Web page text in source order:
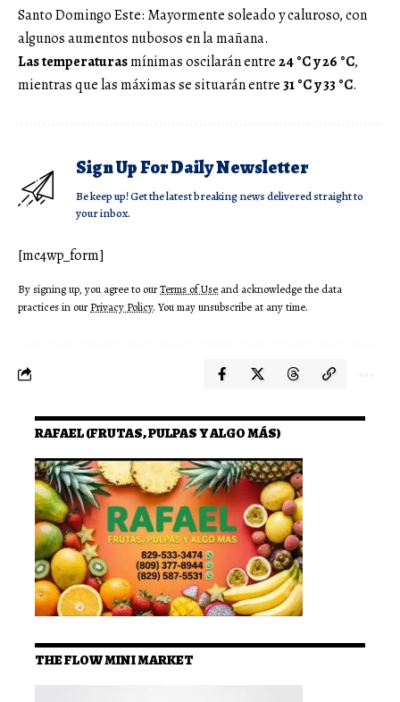
Santo Domingo Este: Mayormente soleado y caluroso, con
algunos aumentos nubosos en la mañana.
Las temperaturasmínimas oscilarán entre24 °C y 26 °C,
mientras que las máximas se situarán entre31 °C y 33 °C.
Sign Up For Daily Newsletter
Be keep up! Get the latest breaking news delivered straight to
your inbox.
[mc4wp_form]
By signing up, you agree to ourTerms of Use and acknowledge the data
practices in ourPrivacy Policy. You may unsubscribe at any time.
RAFAEL (FRUTAS, PULPAS Y ALGO MÁS)
THE FLOW MINI MARKET